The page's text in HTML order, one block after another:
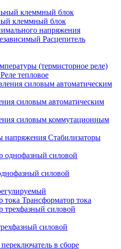
клеммный блок
напряжения
Расцепитель
(термисторное реле)
Реле тепловое
силовым автоматическим
силовым коммутационным
Стабилизаторы
силовой
Трансформатор тока
силовой